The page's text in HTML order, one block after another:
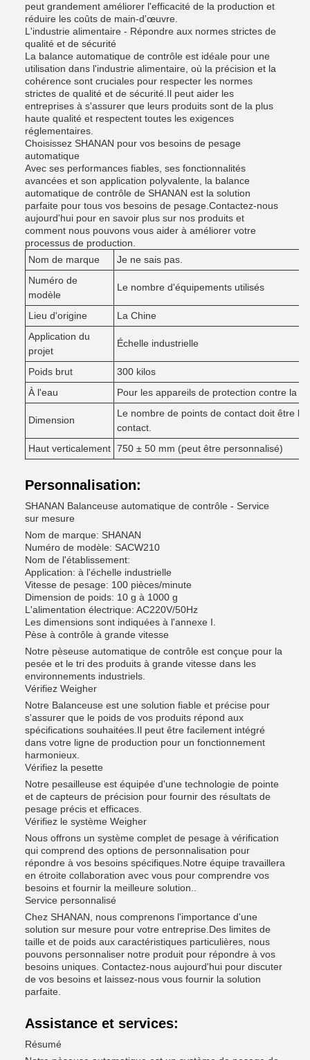
peut grandement améliorer l'efficacité de la production et
réduire les coûts de main-d'œuvre.
L'industrie alimentaire - Répondre aux normes strictes de
qualité et de sécurité
La balance automatique de contrôle est idéale pour une
utilisation dans l'industrie alimentaire, où la précision et la
cohérence sont cruciales pour respecter les normes
strictes de qualité et de sécurité.Il peut aider les
entreprises à s'assurer que leurs produits sont de la plus
haute qualité et respectent toutes les exigences
réglementaires.
Choisissez SHANAN pour vos besoins de pesage
automatique
Avec ses performances fiables, ses fonctionnalités
avancées et son application polyvalente, la balance
automatique de contrôle de SHANAN est la solution
parfaite pour tous vos besoins de pesage.Contactez-nous
aujourd'hui pour en savoir plus sur nos produits et
comment nous pouvons vous aider à améliorer votre
processus de production.
Nom de marque
Je ne sais pas.
Numéro de
modèle
Le nombre d'équipements utilisés
Lieu d'origine
La Chine
Application du
projet
Échelle industrielle
Poids brut
300 kilos
À l'eau
Pour les appareils de protection contre la
Dimension
Le nombre de points de contact doit être
contact.
Haut verticalement 750 ± 50 mm (peut être personnalisé)
Personnalisation:
SHANAN Balanceuse automatique de contrôle - Service
sur mesure
Nom de marque: SHANAN
Numéro de modèle: SACW210
Nom de l'établissement:
Application: à l'échelle industrielle
Vitesse de pesage: 100 pièces/minute
Dimension de poids: 10 g à 1000 g
L'alimentation électrique: AC220V/50Hz
Les dimensions sont indiquées à l'annexe I.
Pèse à contrôle à grande vitesse
Notre pèseuse automatique de contrôle est conçue pour la
pesée et le tri des produits à grande vitesse dans les
environnements industriels.
Vérifiez Weigher
Notre Balanceuse est une solution fiable et précise pour
s'assurer que le poids de vos produits répond aux
spécifications souhaitées.Il peut être facilement intégré
dans votre ligne de production pour un fonctionnement
harmonieux.
Vérifiez la pesette
Notre pesailleuse est équipée d'une technologie de pointe
et de capteurs de précision pour fournir des résultats de
pesage précis et efficaces.
Vérifiez le système Weigher
Nous offrons un système complet de pesage à vérification
qui comprend des options de personnalisation pour
répondre à vos besoins spécifiques.Notre équipe travaillera
en étroite collaboration avec vous pour comprendre vos
besoins et fournir la meilleure solution..
Service personnalisé
Chez SHANAN, nous comprenons l'importance d'une
solution sur mesure pour votre entreprise.Des limites de
taille et de poids aux caractéristiques particulières, nous
pouvons personnaliser notre produit pour répondre à vos
besoins uniques. Contactez-nous aujourd'hui pour discuter
de vos besoins et laissez-nous vous fournir la solution
parfaite.
Assistance et services:
Résumé